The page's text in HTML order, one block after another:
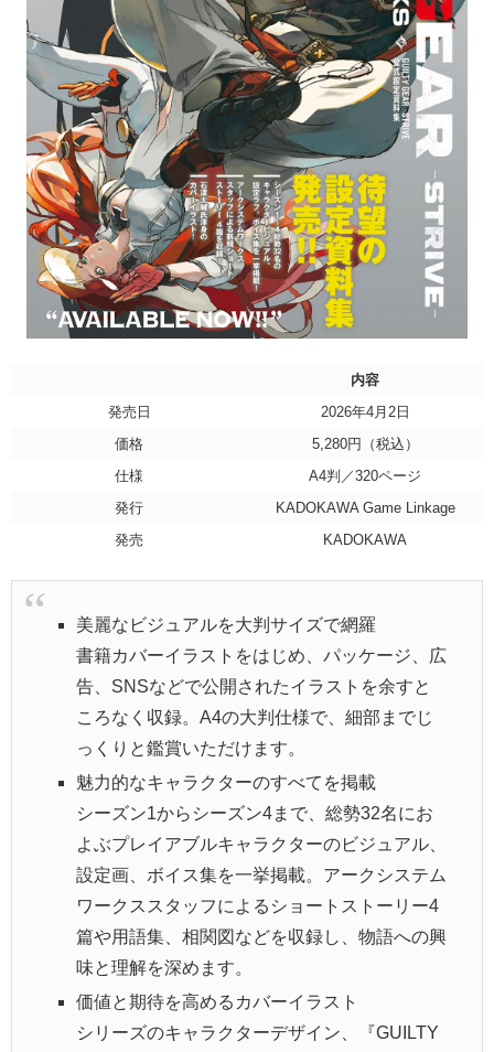
内容
発売日
2026年4月2日
価格
5,280円（税込）
仕様
A4判／320ページ
発行
KADOKAWA Game Linkage
発売
KADOKAWA
美麗なビジュアルを大判サイズで網羅
書籍カバーイラストをはじめ、パッケージ、広
告、SNSなどで公開されたイラストを余すと
ころなく収録。A4の大判仕様で、細部までじ
っくりと鑑賞いただけます。
魅力的なキャラクターのすべてを掲載
シーズン1からシーズン4まで、総勢32名にお
よぶプレイアブルキャラクターのビジュアル、
設定画、ボイス集を一挙掲載。アークシステム
ワークススタッフによるショートストーリー4
篇や用語集、相関図などを収録し、物語への興
味と理解を深めます。
価値と期待を高めるカバーイラスト
シリーズのキャラクターデザイン、『GUILTY